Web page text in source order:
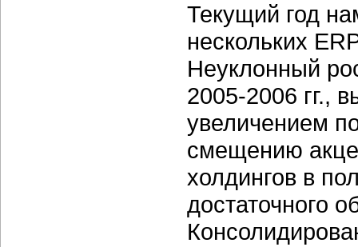
Текущий год
нескольких
Неуклонный
2005-2006 гг.,
увеличением
смещению
холдингов в
достаточного